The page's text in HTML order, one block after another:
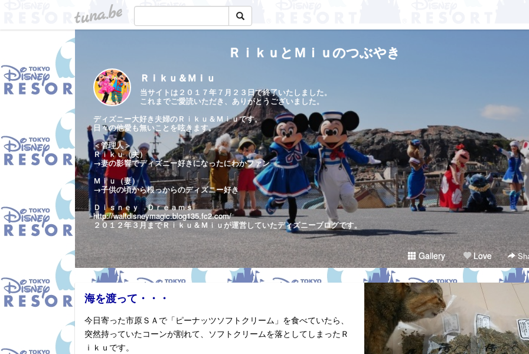
tuna.be
ＲｉｋｕとＭｉｕのつぶやき
Ｒｉｋｕ＆Ｍｉｕ
当サイトは２０１７年７月２３日で終了いたしました。
これまでご愛読いただき、ありがとうございました。
ディズニー大好き夫婦のＲｉｋｕ＆Ｍｉｕです。
日々の他愛も無いことを呟きます。
＜管理人＞
Ｒｉｋｕ（夫）
→妻の影響でディズニー好きになったにわかファン
Ｍｉｕ（妻）
→子供の頃から根っからのディズニー好き
Ｄｉｓｎｅｙ Ｄｒｅａｍｓ
http://waltdisneymagic.blog135.fc2.com/
２０１２年３月までＲｉｋｕ＆Ｍｉｕが運営していたディズニーブログです。
Gallery Love
海を渡って・・・
今日寄った市原ＳＡで「ピーナッツソフトクリーム」を食べていたら、
突然持っていたコーンが割れて、ソフトクリームを落としてしまったＲ
ｉｋｕです。